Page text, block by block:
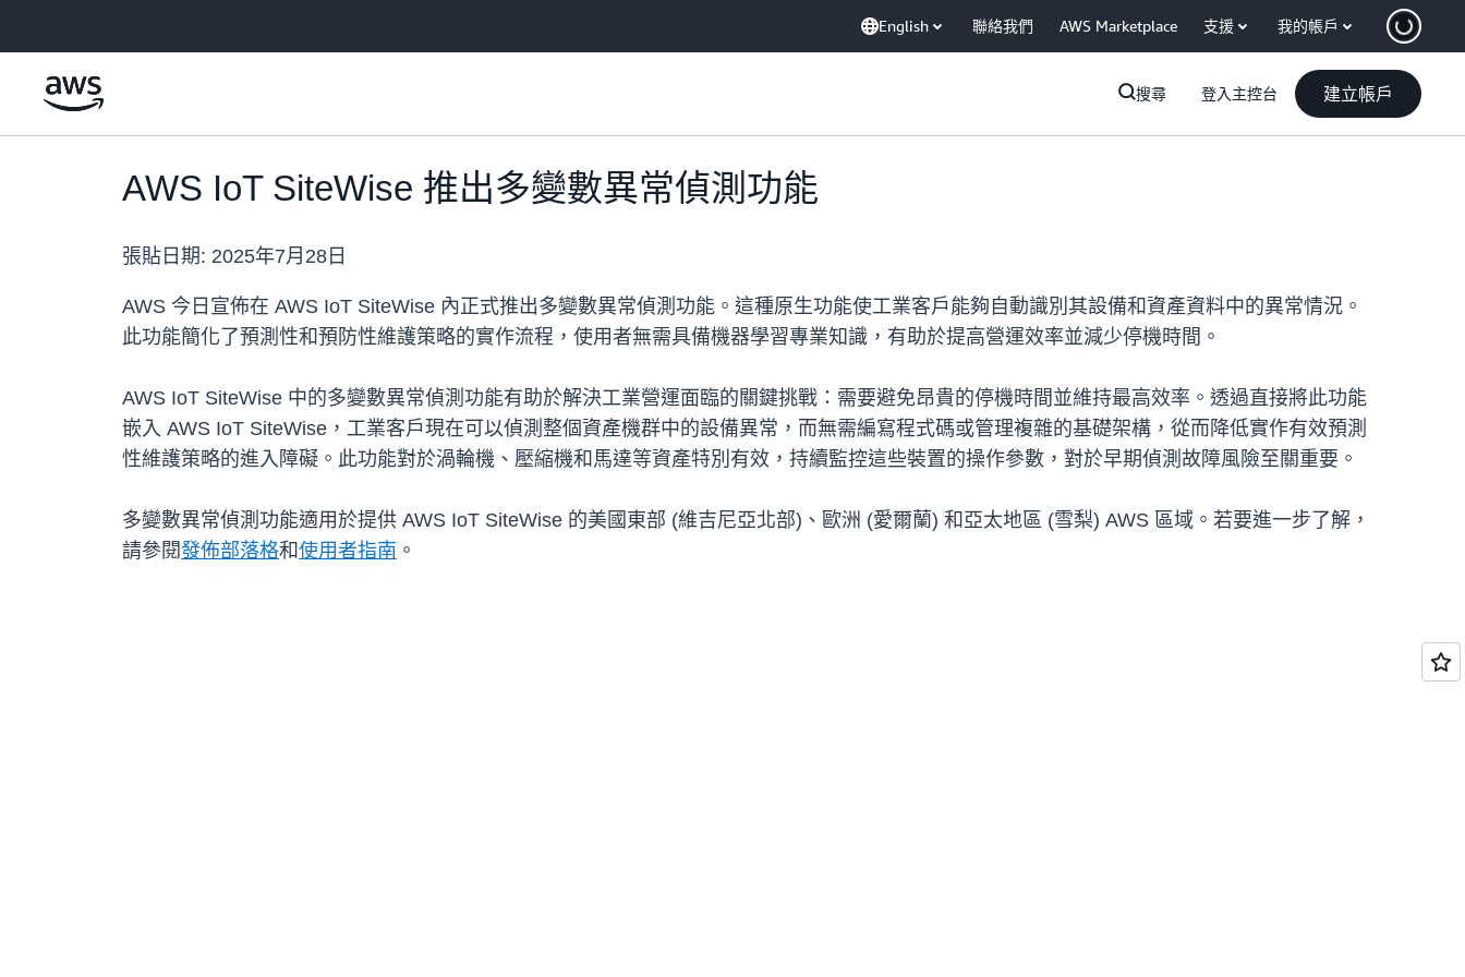
English 聯絡我們 AWS Marketplace 支援 我的帳戶
搜尋 登入主控台 建立帳戶
AWS IoT SiteWise 推出多變數異常偵測功能
張貼日期: 2025年7月28日
AWS 今日宣佈在 AWS IoT SiteWise 內正式推出多變數異常偵測功能。這種原生功能使工業客戶能夠自動識別其設備和資產資料中的異常情況。
此功能簡化了預測性和預防性維護策略的實作流程，使用者無需具備機器學習專業知識，有助於提高營運效率並減少停機時間。
AWS IoT SiteWise 中的多變數異常偵測功能有助於解決工業營運面臨的關鍵挑戰：需要避免昂貴的停機時間並維持最高效率。透過直接將此功能
嵌入 AWS IoT SiteWise，工業客戶現在可以偵測整個資產機群中的設備異常，而無需編寫程式碼或管理複雜的基礎架構，從而降低實作有效預測
性維護策略的進入障礙。此功能對於渦輪機、壓縮機和馬達等資產特別有效，持續監控這些裝置的操作參數，對於早期偵測故障風險至關重要。
多變數異常偵測功能適用於提供 AWS IoT SiteWise 的美國東部 (維吉尼亞北部)、歐洲 (愛爾蘭) 和亞太地區 (雪梨) AWS 區域。若要進一步了解，
請參閱發佈部落格和使用者指南 。